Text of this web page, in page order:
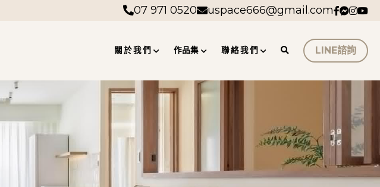
07 971 0520 uspace666@gmail.com
07 971 0520 uspace666@gmail.com
關 於 我 們 作品集 聯 絡 我 們 LINE諮詢